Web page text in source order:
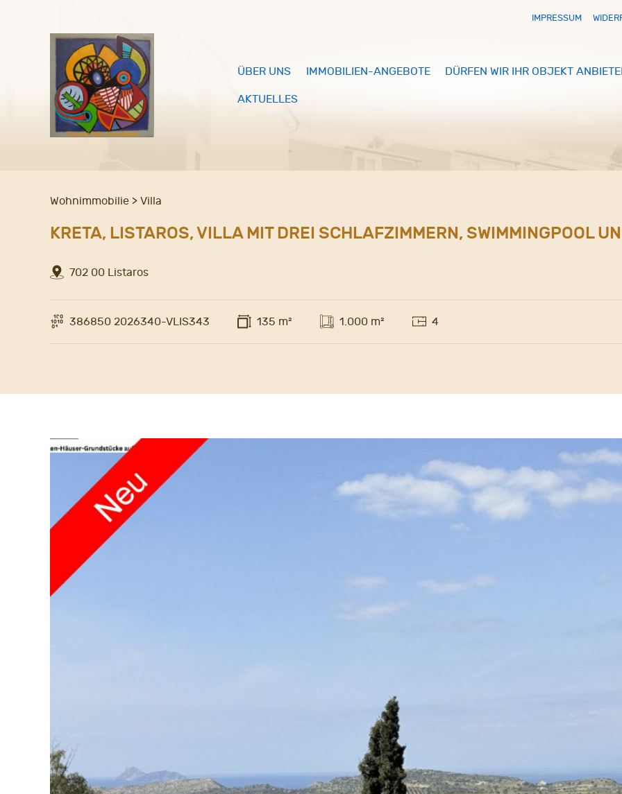
IMPRESSUM
ÜBER UNS IMMOBILIEN-ANGEBOTE DÜRFEN WIR IHR OBJEKT
AKTUELLES
Wohnimmobilie > Villa
KRETA, LISTAROS, VILLA MIT DREI SCHLAFZIMMERN, SWIMMINGPOOL
702 00 Listaros
386850 2026340-VLIS343 135 m² 1.000 m² 4